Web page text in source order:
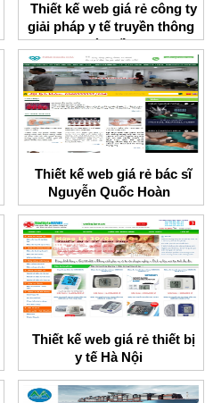
Thiết kế web giá rẻ công ty
giải pháp y tế truyền thông
toàn cầu
Thiết kế web giá rẻ bác sĩ
Nguyễn Quốc Hoàn
Thiết kế web giá rẻ thiết bị
y tế Hà Nội